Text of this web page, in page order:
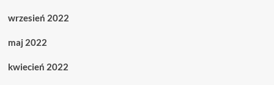
wrzesień 2022
maj 2022
kwiecień 2022